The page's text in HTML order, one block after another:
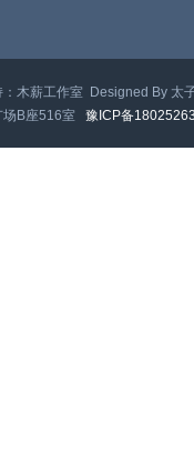
木薪工作室 Designed By 太
场B座516室 豫ICP备